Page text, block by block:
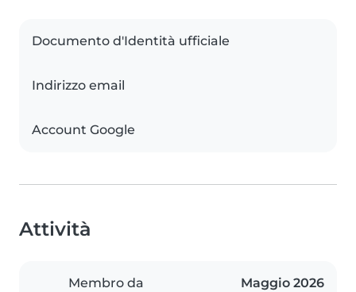
Documento d'Identità ufficiale
Indirizzo email
Account Google
Attività
Membro da Maggio 2026